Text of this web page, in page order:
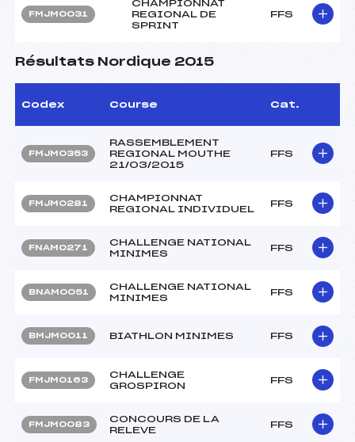
FMJM0031
CHAMPIONNAT
REGIONAL DE
SPRINT
FFS
Résultats Nordique 2015
Codex Course Cat.
FMJM0353
RASSEMBLEMENT
REGIONAL MOUTHE
21/03/2015
FFS
FMJM0281
CHAMPIONNAT
REGIONAL INDIVIDUEL
FFS
FNAM0271
CHALLENGE NATIONAL
MINIMES
FFS
BNAM0051
CHALLENGE NATIONAL
MINIMES
FFS
BMJM0011 BIATHLON MINIMES FFS
FMJM0163
CHALLENGE
GROSPIRON
FFS
FMJM0083
CONCOURS DE LA
RELEVE
FFS